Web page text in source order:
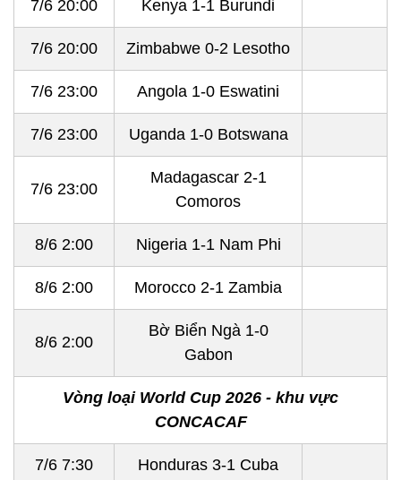
7/6 20:00 Kenya 1-1 Burundi
7/6 20:00 Zimbabwe 0-2 Lesotho
7/6 23:00 Angola 1-0 Eswatini
7/6 23:00 Uganda 1-0 Botswana
7/6 23:00
Madagascar 2-1
Comoros
8/6 2:00 Nigeria 1-1 Nam Phi
8/6 2:00 Morocco 2-1 Zambia
8/6 2:00
Bờ Biển Ngà 1-0
Gabon
Vòng loại World Cup 2026 - khu vực
CONCACAF
7/6 7:30 Honduras 3-1 Cuba